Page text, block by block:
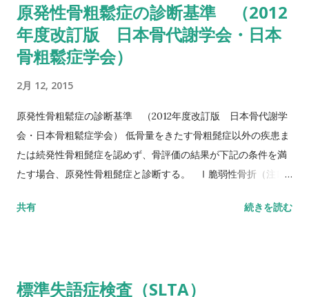
詳しい評価方法はこちら記事を参照して下さい↓ タイムアップ
アンドゴーテスト TUG:Timed Up & Go Test 10m歩行テスト
方法 助走路（各3m）を含めた約16m（直線歩行路）を歩行し、
測する。 カットオフ 24.6秒：屋内歩行 11.6秒：屋外歩行 詳し
い評価方法はこちら記事を参照して下さい↓ 10メートル歩行テ
スト(10MWT)
原発性骨粗鬆症の診断基準 （2012
年度改訂版 日本骨代謝学会・日本
骨粗鬆症学会）
2月 12, 2015
原発性骨粗鬆症の診断基準 （2012年度改訂版 日本骨代謝学
会・日本骨粗鬆症学会） 低骨量をきたす骨粗髭症以外の疾患ま
たは続発性骨粗髭症を認めず、骨評価の結果が下記の条件を満
たす場合、原発性骨粗髭症と診断する。 Ⅰ脆弱性骨折（注1）
の脆弱性骨折（注3）があり、骨密度（注4）がYAMの80％未満
性骨折、軽微な外力とは、立った姿勢からの転倒か、それ以下
共有 続きを読む
標準失語症検査（SLTA）